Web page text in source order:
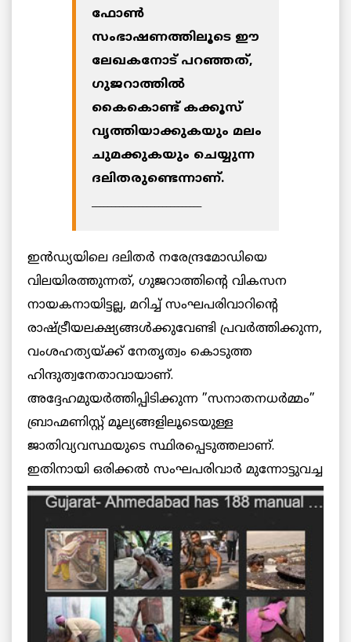
ഫോണ്‍
സംഭാഷണത്തിലൂടെ ഈ
ലേഖകനോട് പറഞ്ഞത്,
ഗുജറാത്തില്‍
കൈകൊണ്ട് കക്കൂസ്
വൃത്തിയാക്കുകയും മലം
ചുമക്കുകയും ചെയ്യുന്ന
ദലിതരുണ്ടെന്നാണ്.
____________________________
ഇന്‍ഡ്യയിലെ ദലിതര്‍ നരേന്ദ്രമോഡിയെ
വിലയിരത്തുന്നത്, ഗുജറാത്തിന്റെ വികസന
നായകനായിട്ടല്ല, മറിച്ച് സംഘപരിവാറിന്റെ
രാഷ്ട്രീയലക്ഷ്യങ്ങള്‍ക്കുവേണ്ടി പ്രവര്‍ത്തിക്കുന്ന,
വംശഹത്യയ്ക്ക് നേതൃത്വം കൊടുത്ത
ഹിന്ദുത്വനേതാവായാണ്.
അദ്ദേഹമുയര്‍ത്തിപ്പിടിക്കുന്ന ”സനാതനധര്‍മ്മം”
ബ്രാഹ്മണിസ്റ്റ് മൂല്യങ്ങളിലൂടെയുള്ള
ജാതിവ്യവസ്ഥയുടെ സ്ഥിരപ്പെടുത്തലാണ്.
ഇതിനായി ഒരിക്കല്‍ സംഘപരിവാര്‍ മുന്നോട്ടുവച്ച